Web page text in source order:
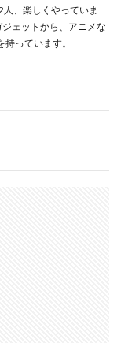
、楽しくやっていま
ェットから、アニメな
っています。